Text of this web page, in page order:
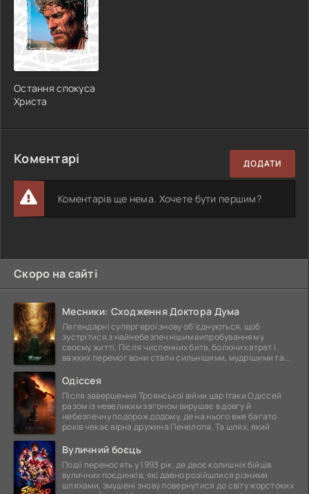
Остання спокуса
Христа
Коментарі ДОДАТИ
Коментарів ще нема. Хочете бути першим?
Скоро на сайті
Месники: Сходження Доктора Дума
Легендарні супергерої знову об'єднуються, щоб
зустрітися з найнебезпечнішим випробуванням у
своєму житті. Після численних битв, болючих втрат і
важких перемог вони стали сильнішими, мудрішими та
Одіссея
Після завершення Троянської війни цар Ітаки Одіссей
разом із невеликим загоном вирушає в довгу й
небезпечну подорож додому, де на нього вже багато
років чекає вірна дружина Пенелопа. Та шлях, який
Вуличний боєць
Події переносять у 1993 рік, де двоє колишніх бійців
вуличних поєдинків, які давно розійшлися різними
шляхами, змушені знову повернутися до світу жорстоких